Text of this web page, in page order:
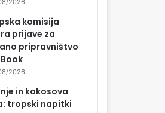
2026
komisija
prijave za
pripravništvo
2026
in kokosova
tropski napitki